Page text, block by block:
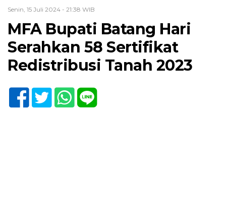
Senin, 15 Juli 2024 - 21:38 WIB
MFA Bupati Batang Hari
Serahkan 58 Sertifikat
Redistribusi Tanah 2023